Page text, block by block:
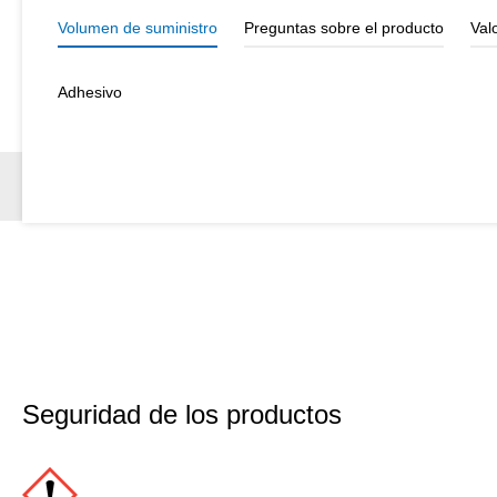
Volumen de suministro Preguntas sobre el producto
Adhesivo
Seguridad de los productos